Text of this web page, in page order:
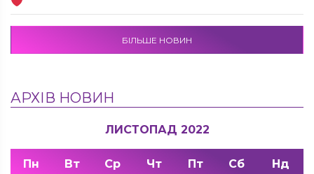
БІЛЬШЕ НОВИН
АРХІВ НОВИН
ЛИСТОПАД 2022
Пн Вт Ср Чт Пт Сб Нд